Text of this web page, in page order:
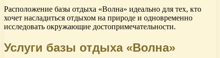
Расположение базы отдыха «Волна» идеально для тех, кто
хочет насладиться отдыхом на природе и одновременно
исследовать окружающие достопримечательности.
Услуги базы отдыха «Волна»